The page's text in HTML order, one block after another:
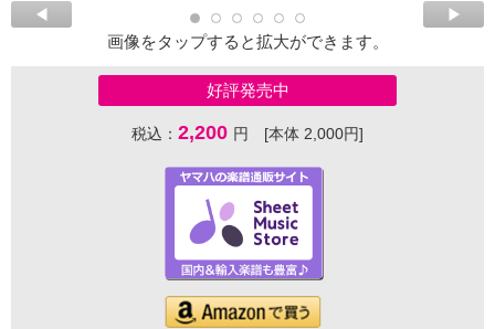
画像をタップすると拡大ができます。
好評発売中
税込： 2,200 円 [本体 2,000円]